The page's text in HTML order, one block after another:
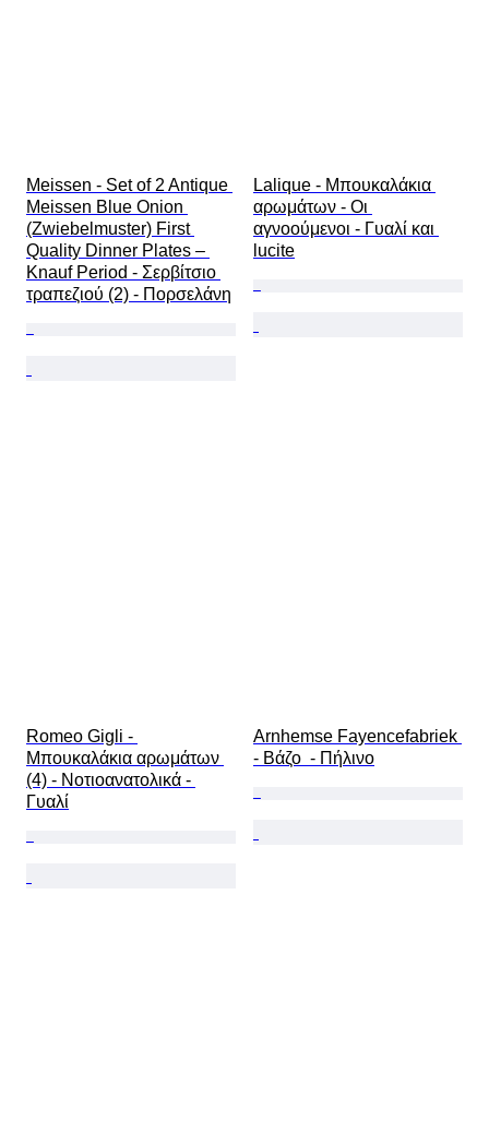
Meissen - Set of 2 Antique
Meissen Blue Onion
(Zwiebelmuster) First
Quality Dinner Plates –
Knauf Period - Σερβίτσιο
τραπεζιού (2) - Πορσελάνη
Lalique - Μπουκαλάκια
αρωμάτων - Οι
αγνοούμενοι - Γυαλί και
lucite
Romeo Gigli -
Μπουκαλάκια αρωμάτων
(4) - Νοτιοανατολικά -
Γυαλί
Arnhemse Fayencefabriek
- Βάζο  - Πήλινο